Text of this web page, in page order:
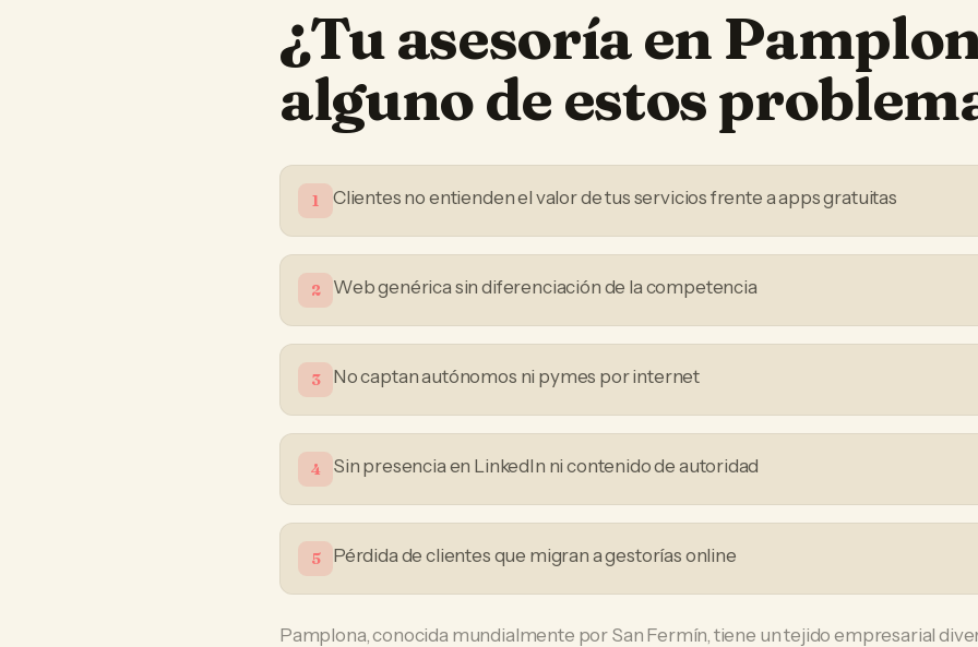
¿Tuasesoríaen
alguno de estos
1 Clientes no entienden el valor de tus servicios frente a apps gratuitas
2 Web genérica sin diferenciación de la competencia
3 No captan autónomos ni pymes por internet
4 Sin presencia en LinkedIn ni contenido de autoridad
5 Pérdida de clientes que migran a gestorías online
Pamplona, conocida mundialmente por San Fermín, tiene un tejido empresarial